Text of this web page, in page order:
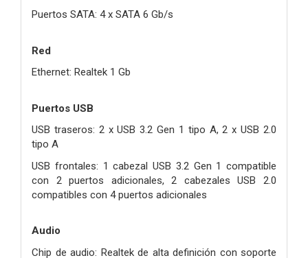
Puertos SATA: 4 x SATA 6 Gb/s
Red
Ethernet: Realtek 1 Gb
Puertos USB
USB traseros: 2 x USB 3.2 Gen 1 tipo A, 2 x USB 2.0
tipo A
USB frontales: 1 cabezal USB 3.2 Gen 1 compatible
con 2 puertos adicionales, 2 cabezales USB 2.0
compatibles con 4 puertos adicionales
Audio
Chip de audio: Realtek de alta definición con soporte